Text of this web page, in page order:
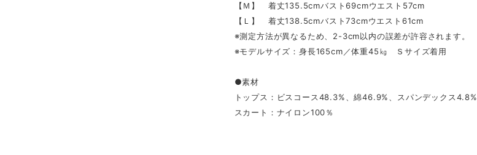
【Ｍ】 着丈135.5cmバスト69cmウエスト57cm
【Ｌ】 着丈138.5cmバスト73cmウエスト61cm
※測定方法が異なるため、2-3cm以内の誤差が許容されます。
※モデルサイズ：身長165cm／体重45㎏ Ｓサイズ着用
●素材
トップス：ビスコース48.3%、綿46.9%、スパンデックス4.8%
スカート：ナイロン100％